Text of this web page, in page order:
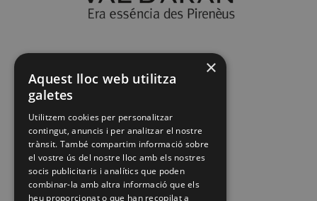
×
Aquest lloc web utilitza
galetes
Utilitzem cookies per personalitzar
contingut, anuncis i per analitzar el nostre
trànsit. També compartim informació sobre
el vostre ús del nostre lloc amb els nostres
socis publicitaris i analítics que poden
combinar-la amb altra informació que els
heu proporcionat o que han recopilat a